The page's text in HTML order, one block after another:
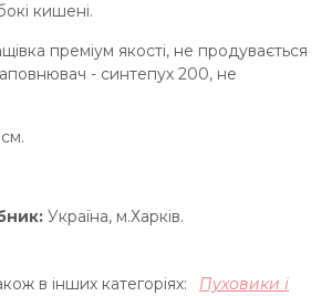
кишені.
преміум якості, не продувається
- синтепух 200, не
Україна, м.Харків.
в інших категоріях:
Пуховики і